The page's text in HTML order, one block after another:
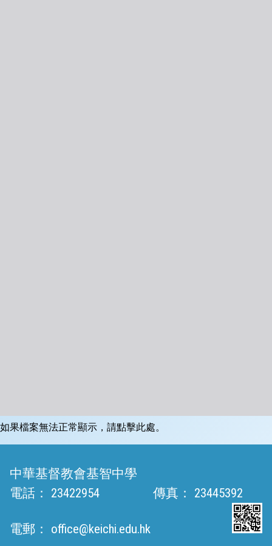
如果檔案無法正常顯示，請點擊此處。
中華基督教會基智中學
電話：
23422954 傳真： 23445392
電郵： office@keichi.edu.hk